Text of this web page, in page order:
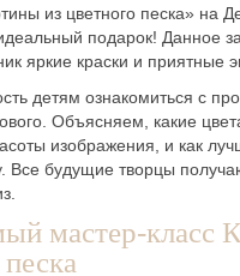
из цветного песка» на
подарок! Данное
яркие краски и приятные
детям ознакомиться с
Объясняем, какие
изображения, и как
Все будущие творцы
мастер-класс